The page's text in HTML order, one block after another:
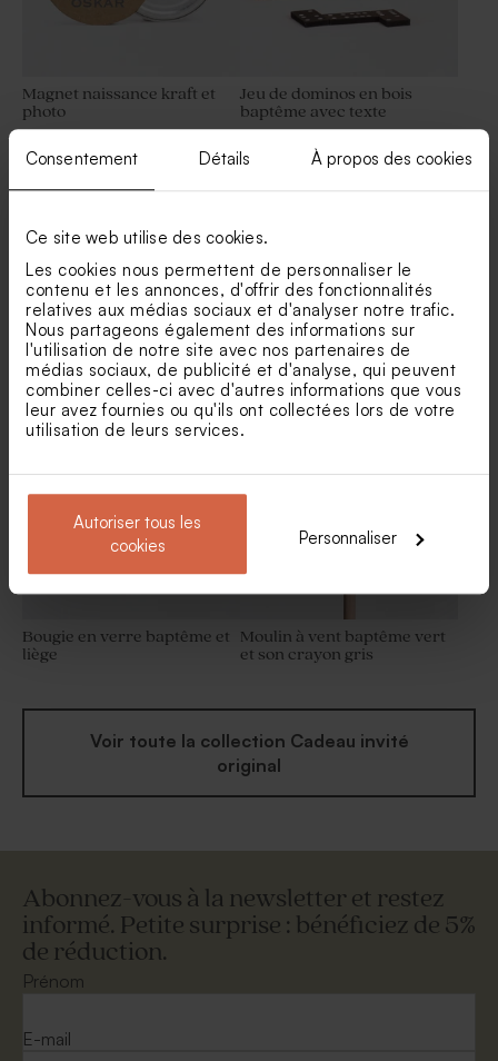
Consentement Détails À propos des cookies
Ce site web utilise des cookies.
Les cookies nous permettent de personnaliser le
contenu et les annonces, d'offrir des fonctionnalités
relatives aux médias sociaux et d'analyser notre trafic.
Nous partageons également des informations sur
l'utilisation de notre site avec nos partenaires de
médias sociaux, de publicité et d'analyse, qui peuvent
combiner celles-ci avec d'autres informations que vous
leur avez fournies ou qu'ils ont collectées lors de votre
utilisation de leurs services.
Autoriser tous les
cookies
Personnaliser
Petite bonbonnière
naissance verre
Contenant à dragées
baptême transparent
Magnet naissance kraft et
photo
Jeu de dominos en bois
baptême avec texte
Tube à bulles baptême vert
eucalyptus
Tube à bulles naissance
Bougie en verre baptême et
liège
Moulin à vent baptême vert
et son crayon gris
Voir toute la collection Cadeau invité
original
Abonnez-vous à la newsletter et restez
informé. Petite surprise : bénéficiez de 5%
de réduction.
Prénom
E-mail